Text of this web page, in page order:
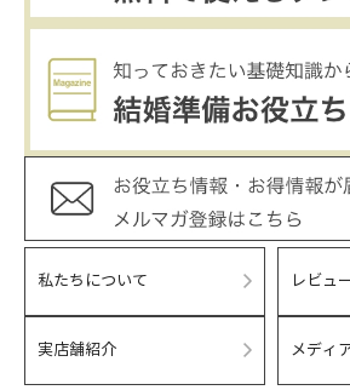
私たちについて レビュ
実店舗紹介 メディ